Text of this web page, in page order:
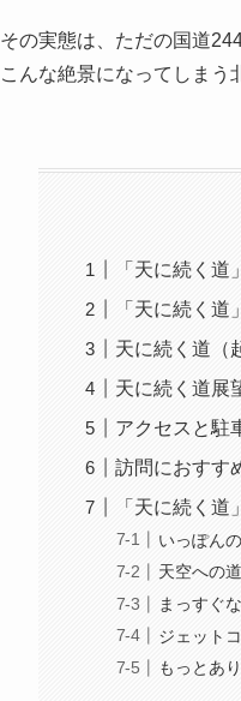
その実態は、ただの国道
こんな絶景になってしまう
「天に続く
「天に続く道
天に続く道（
天に続く道展
アクセスと駐
訪問におすす
「天に続く
いっぽん
天空への道
まっすぐ
ジェット
もっとあ